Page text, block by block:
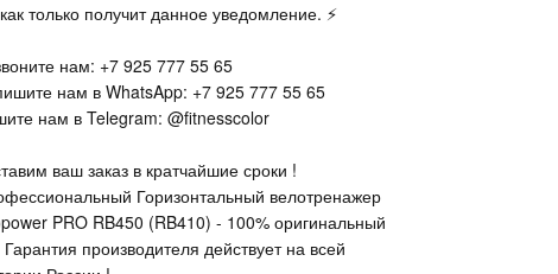
только получит данное уведомление. ⚡
нам: +7 925 777 55 65
нам в WhatsApp: +7 925 777 55 65
нам в Telegram: @fitnesscolor
ваш заказ в кратчайшие сроки !
Горизонтальный велотренажер
PRO RB450 (RB410) - 100% оригинальный
Гарантия производителя действует на всей